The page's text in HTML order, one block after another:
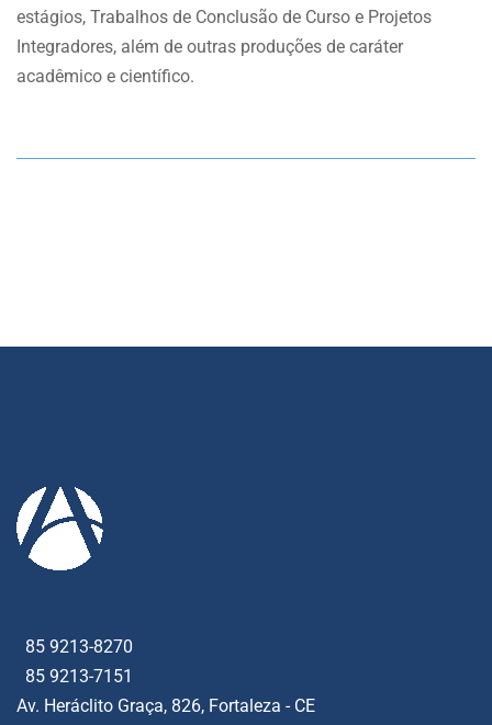
estágios, Trabalhos de Conclusão de Curso e Projetos
Integradores, além de outras produções de caráter
acadêmico e científico.
85 9213-8270
85 9213-7151
Av. Heráclito Graça, 826, Fortaleza - CE